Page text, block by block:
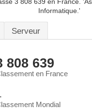
Informatique.'
Serveur
808 639
en France
Mondial